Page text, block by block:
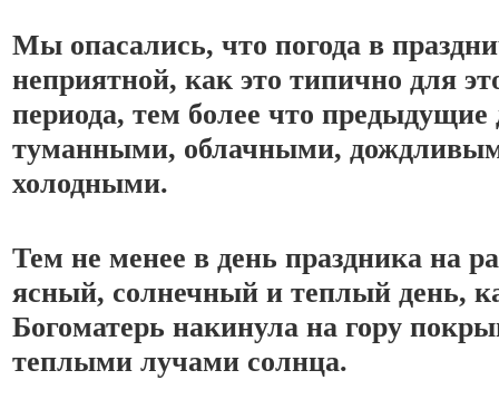
Мы опасались, что погода в
неприятной, как это типично для
периода, тем более что
туманными, облачными,
холодными.
Тем не менее в день праздника на
ясный, солнечный и теплый день,
Богоматерь накинула на гору
теплыми лучами солнца.